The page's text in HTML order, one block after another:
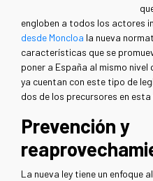
engloben a todos los actores
desde Moncloa la nueva
características que se
poner a España al mismo
ya cuentan con este tipo de
dos de los precursores en
Prevención y
La nueva ley tiene un